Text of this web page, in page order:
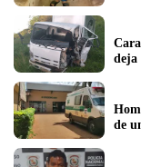
deja